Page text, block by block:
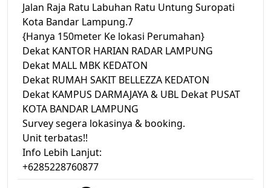
Jalan Raja Ratu Labuhan Ratu Untung Suropati
Kota Bandar Lampung.7
{Hanya 150meter Ke lokasi Perumahan}
Dekat KANTOR HARIAN RADAR LAMPUNG
Dekat MALL MBK KEDATON
Dekat RUMAH SAKIT BELLEZZA KEDATON
Dekat KAMPUS DARMAJAYA & UBL Dekat PUSAT
KOTA BANDAR LAMPUNG
Survey segera lokasinya & booking.
Unit terbatas!!
Info Lebih Lanjut:
+6285228760877